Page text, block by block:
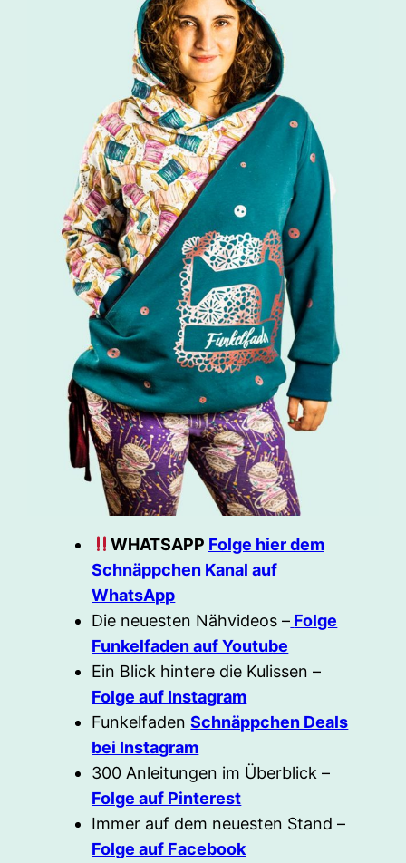
WHATSAPP Folge hier dem
Schnäppchen Kanal auf
WhatsApp
Die neuesten Nähvideos – Folge
Funkelfaden auf Youtube
Ein Blick hintere die Kulissen –
Folge auf Instagram
FunkelfadenSchnäppchen Deals
bei Instagram
300 Anleitungen im Überblick –
Folge auf Pinterest
Immer auf dem neuesten Stand –
Folge auf Facebook